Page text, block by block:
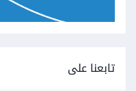
تابعنا على